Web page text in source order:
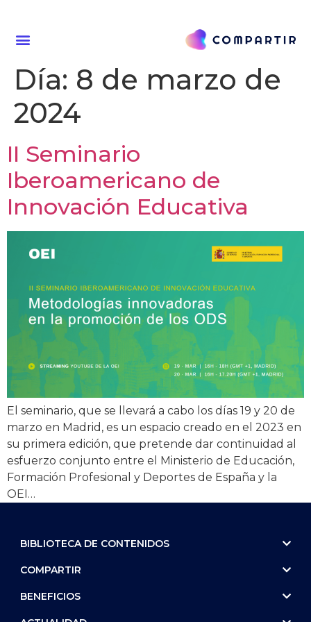
Día: 8 de marzo de
2024
II Seminario
Iberoamericano de
Innovación Educativa
El seminario, que se llevará a cabo los días 19 y 20 de
marzo en Madrid, es un espacio creado en el 2023 en
su primera edición, que pretende dar continuidad al
esfuerzo conjunto entre el Ministerio de Educación,
Formación Profesional y Deportes de España y la
OEI…
BIBLIOTECA DE CONTENIDOS
COMPARTIR
BENEFICIOS